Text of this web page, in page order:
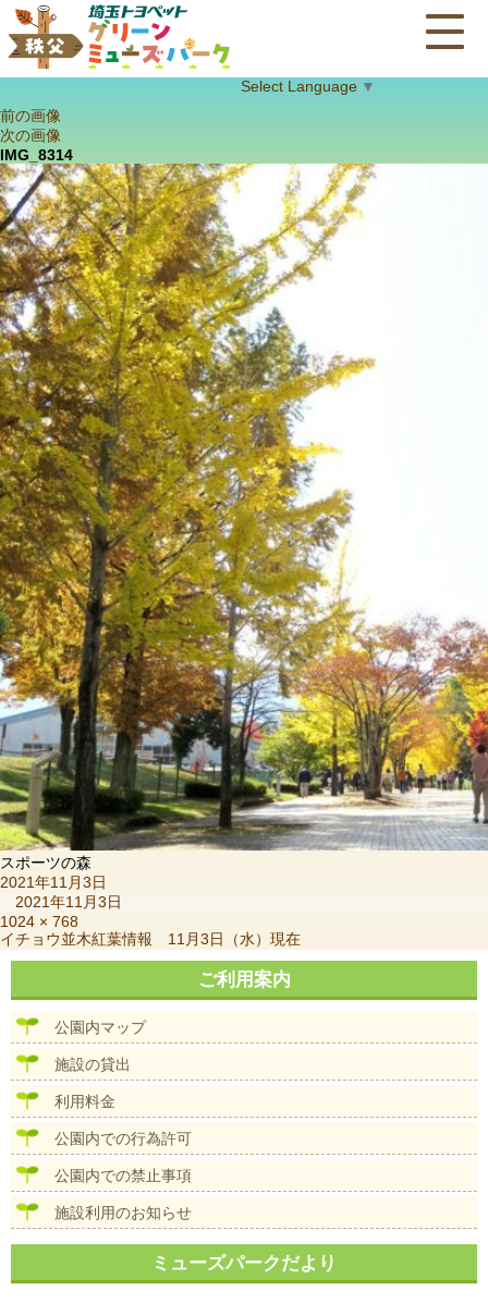
Select Language ▼
前の画像
次の画像
IMG_8314
スポーツの森
投
日:
2021年11月3日
2021年11月3日
フ
ル
サ
ズ
1024 × 768
投
稿
ビ
イチョウ並木紅葉情報 11月3日（水）現在
ご利用案内
公園内マップ
施設の貸出
利用料金
公園内での行為許可
公園内での禁止事項
施設利用のお知らせ
ミューズパークだより